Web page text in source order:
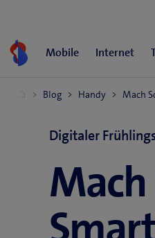
springen
Digitaler